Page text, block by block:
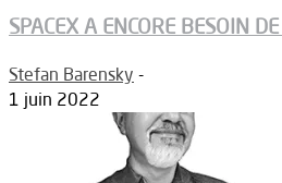
SPACEX A ENCORE BESOIN
Stefan Barensky -
1 juin 2022